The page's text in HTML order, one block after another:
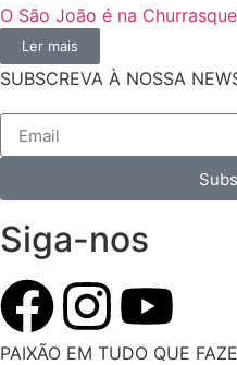
O São João é na
Ler mais
SUBSCREVA À NOSSA
Siga-nos
PAIXÃO EM TUDO QUE